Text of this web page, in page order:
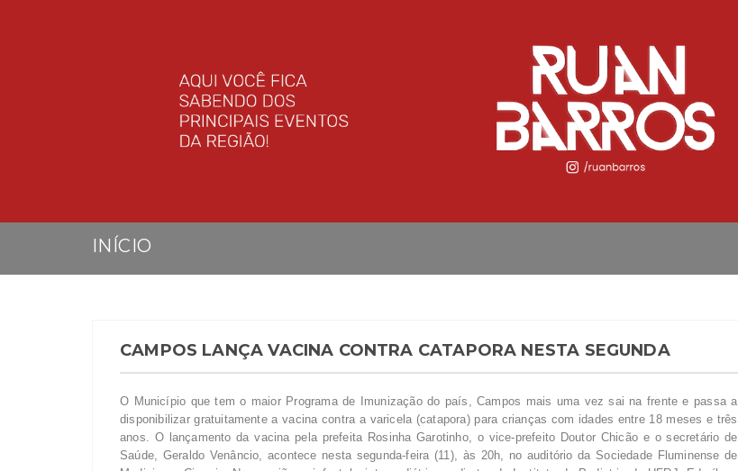
INÍCIO
CAMPOS LANÇA VACINA CONTRA CATAPORA NESTA SEGUNDA
O Município que tem o maior Programa de Imunização do país, Campos mais uma vez sai na frente e passa a
disponibilizar gratuitamente a vacina contra a varicela (catapora) para crianças com idades entre 18 meses e três
anos. O lançamento da vacina pela prefeita Rosinha Garotinho, o vice-prefeito Doutor Chicão e o secretário de
Saúde, Geraldo Venâncio, acontece nesta segunda-feira (11), às 20h, no auditório da Sociedade Fluminense de